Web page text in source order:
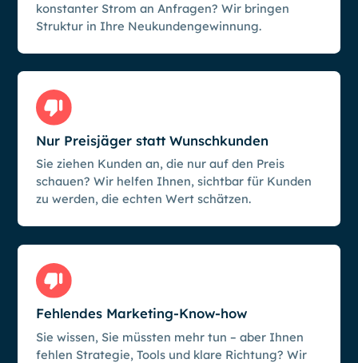
konstanter Strom an Anfragen? Wir bringen
Struktur in Ihre Neukundengewinnung.
Nur Preisjäger statt Wunschkunden
Sie ziehen Kunden an, die nur auf den Preis
schauen? Wir helfen Ihnen, sichtbar für Kunden
zu werden, die echten Wert schätzen.
Fehlendes Marketing-Know-how
Sie wissen, Sie müssten mehr tun – aber Ihnen
fehlen Strategie, Tools und klare Richtung? Wir